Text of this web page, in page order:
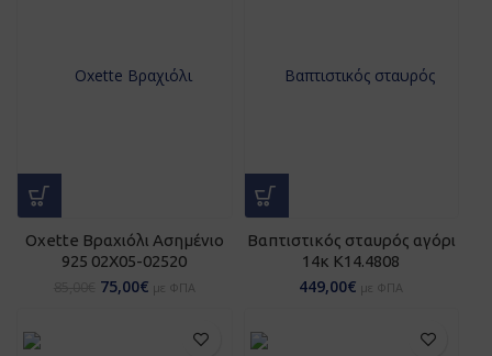
Oxette Βραχιόλι Aσημένιο
925 02X05-02520
75,00€ με ΦΠΑ
Βαπτιστικός σταυρός αγόρι
14κ Κ14.4808
449,00€ με ΦΠΑ